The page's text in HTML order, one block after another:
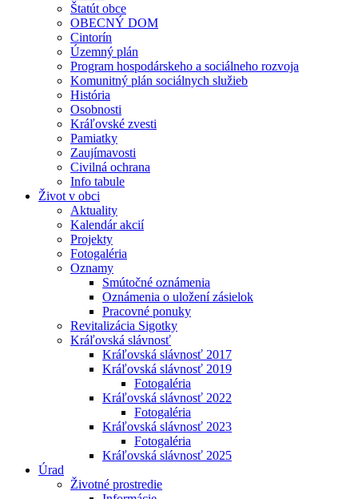
Štatút obce
OBECNÝ DOM
Cintorín
Územný plán
Program hospodárskeho a sociálneho rozvoja
Komunitný plán sociálnych služieb
História
Osobnosti
Kráľovské zvesti
Pamiatky
Zaujímavosti
Civilná ochrana
Info tabule
Život v obci
Aktuality
Kalendár akcií
Projekty
Fotogaléria
Oznamy
Smútočné oznámenia
Oznámenia o uložení zásielok
Pracovné ponuky
Revitalizácia Sigotky
Kráľovská slávnosť
Kráľovská slávnosť 2017
Kráľovská slávnosť 2019
Fotogaléria
Kráľovská slávnosť 2022
Fotogaléria
Kráľovská slávnosť 2023
Fotogaléria
Kráľovská slávnosť 2025
Úrad
Životné prostredie